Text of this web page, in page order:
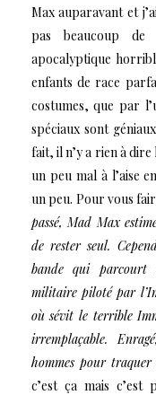
Max auparavant et
pas beaucoup de
apocalyptique
enfants de race
costumes, que par
spéciaux sont
fait, il n’y a rien à dire
un peu mal à l’aise
un peu. Pour vous
passé, Mad Max
de rester seul.
bande qui parcourt
militaire piloté par
où sévit le terrible
irremplaçable.
hommes pour
c’est ça mais